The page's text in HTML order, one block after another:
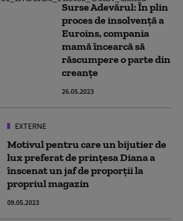
Surse Adevărul: În plin
proces de insolvență a
Euroins, compania
mamă încearcă să
răscumpere o parte din
creanțe
26.05.2023
EXTERNE
Motivul pentru care un bijutier de
lux preferat de prințesa Diana a
înscenat un jaf de proporții la
propriul magazin
09.05.2023